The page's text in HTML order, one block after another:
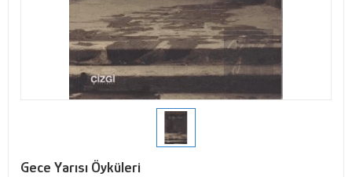
Gece Yarısı Öyküleri